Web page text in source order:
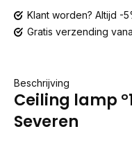
Klant worden? Altijd -
Gratis verzending
Beschrijving
Ceiling lamp
Severen